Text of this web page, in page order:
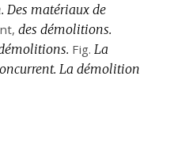
Des matériaux de
, des démolitions.
Fig. La
La démolition